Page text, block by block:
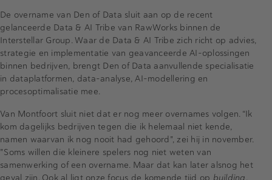
De overname van Den of Data sluit aan op de recent
gelanceerde Data & AI Tribe van RawWorks binnen de
Interstellar Group. Waar de Data & AI Tribe zich richt op advies,
strategie en implementatie van geavanceerde AI-oplossingen
binnen bedrijven, brengt Den of Data aanvullende specialisatie
in dataplatformen, data-analyse, AI-modellering en
procesoptimalisatie mee.
Van Montfoort sluit niet dat er nog meer overnames volgen. “Ik
kom dagelijks bedrijven tegen die ik helemaal niet kende,
namen waarvan ik nog nooit had gehoord", zei hij in november.
"Soms willen die kleinere spelers nog niet weten van
samenwerking of een overname. Maar dat kan later alsnog het
geval zijn. Ook al ligt onze focus de komende tijd op building,